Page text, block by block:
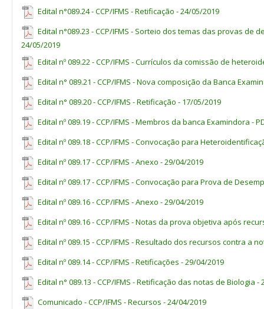
Edital n°089.24 - CCP/IFMS - Retificação - 24/05/2019
Edital n°089.23 - CCP/IFMS - Sorteio dos temas das provas de
24/05/2019
Edital nº 089.22 - CCP/IFMS - Currículos da comissão de
Edital n° 089.21 - CCP/IFMS - Nova composição da Banca
Edital n° 089.20 - CCP/IFMS - Retificação - 17/05/2019
Edital nº 089.19 - CCP/IFMS - Membros da banca Examindora -
Edital nº 089.18 - CCP/IFMS - Convocação para
Edital nº 089.17 - CCP/IFMS - Anexo - 29/04/2019
Edital nº 089.17 - CCP/IFMS - Convocação para Prova de
Edital nº 089.16 - CCP/IFMS - Anexo - 29/04/2019
Edital nº 089.16 - CCP/IFMS - Notas da prova objetiva após
Edital nº 089.15 - CCP/IFMS - Resultado dos recursos contra a
Edital nº 089.14 - CCP/IFMS - Retificações - 29/04/2019
Edital n° 089.13 - CCP/IFMS - Retificação das notas de Biologia -
Comunicado - CCP/IFMS - Recursos - 24/04/2019